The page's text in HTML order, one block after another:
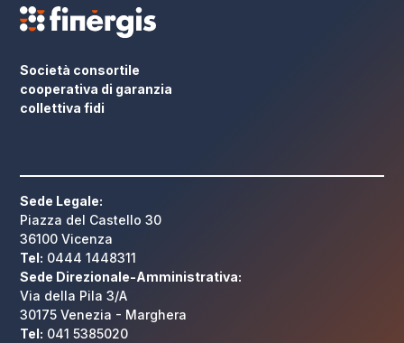
Società consortile
cooperativa di garanzia
collettiva fidi
Sede Legale:
Piazza del Castello 30
36100 Vicenza
Tel: 0444 1448311
Sede Direzionale-Amministrativa:
Via della Pila 3/A
30175 Venezia - Marghera
Tel: 041 5385020